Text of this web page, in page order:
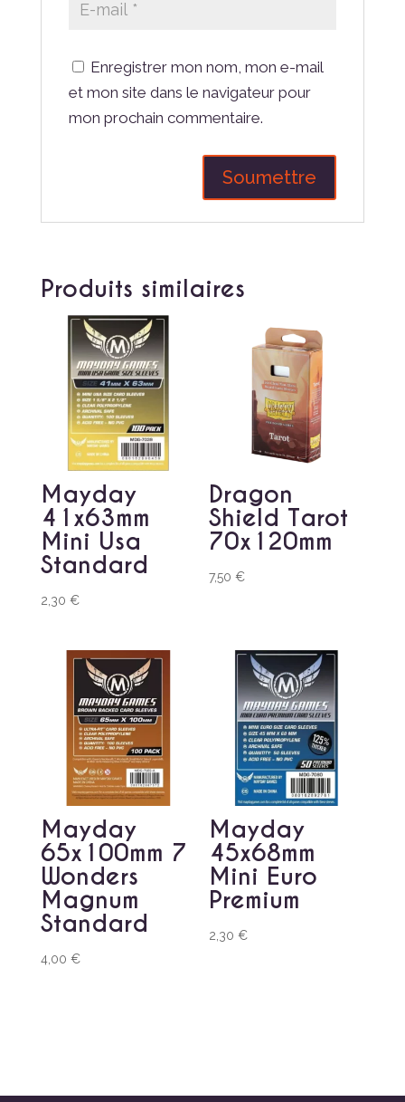
Enregistrer mon nom, mon e-mail
et mon site dans le navigateur pour
mon prochain commentaire.
Produits similaires
Mayday
41x63mm
Mini Usa
Standard
2,30 €
Dragon
Shield Tarot
70x120mm
7,50€
Mayday
65x100mm 7
Wonders
Magnum
Standard
4,00 €
Mayday
45x68mm
Mini Euro
Premium
2,30€